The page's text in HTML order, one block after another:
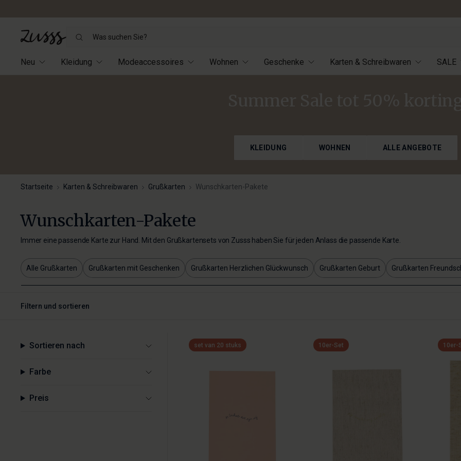
Was
Sie?
Neu Kleidung Modeaccessoires Wohnen Geschenke Karten & Schreibwaren SALE
KLEIDUNG WOHNEN ALLE ANGEBOTE
Startseite Karten & Schreibwaren Grußkarten Wunschkarten-Pakete
Wunschkarten-Pakete
Immer eine passende Karte zur Hand. Mit den Grußkartensets von Zusss haben Sie für jeden Anlass die passende Karte.
Alle Grußkarten Grußkarten mit Geschenken Grußkarten Herzlichen Glückwunsch Grußkarten Geburt Grußkarten
Filtern und sortieren
Sortieren nach
Farbe
Preis
set van 20 stuks 10er-Set 10er-